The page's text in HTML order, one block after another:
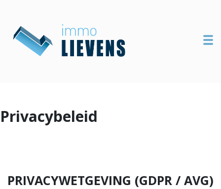
Privacybeleid
PRIVACYWETGEVING (GDPR / AVG)